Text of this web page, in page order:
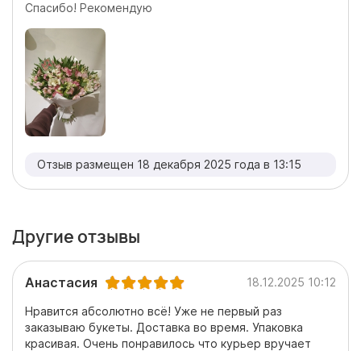
Спасибо! Рекомендую
Отзыв размещен 18 декабря 2025 года в 13:15
Другие отзывы
Анастасия 18.12.2025 10:12
Нравится абсолютно всё! Уже не первый раз
заказываю букеты. Доставка во время. Упаковка
красивая. Очень понравилось что курьер вручает